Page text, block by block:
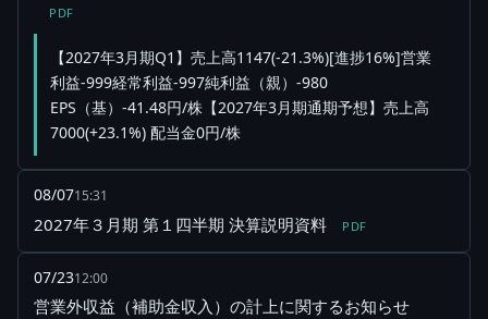
PDF
【2027年3月期Q1】売上高1147(-21.3%)[進捗16%]営業
利益-999経常利益-997純利益（親）-980
EPS（基）-41.48円/株【2027年3月期通期予想】売上高
7000(+23.1%) 配当金0円/株
08/0715:31
2027年３月期 第１四半期 決算説明資料 PDF
07/2312:00
営業外収益（補助金収入）の計上に関するお知らせ